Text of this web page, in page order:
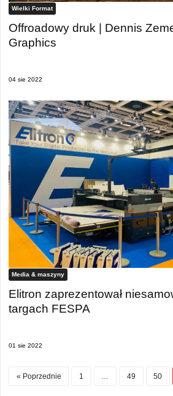
Wielki Format
Offroadowy druk | Dennis
Graphics
04 sie 2022
Media & maszyny
Elitron zaprezentował
targach FESPA
01 sie 2022
« Poprzednie 1 49 50